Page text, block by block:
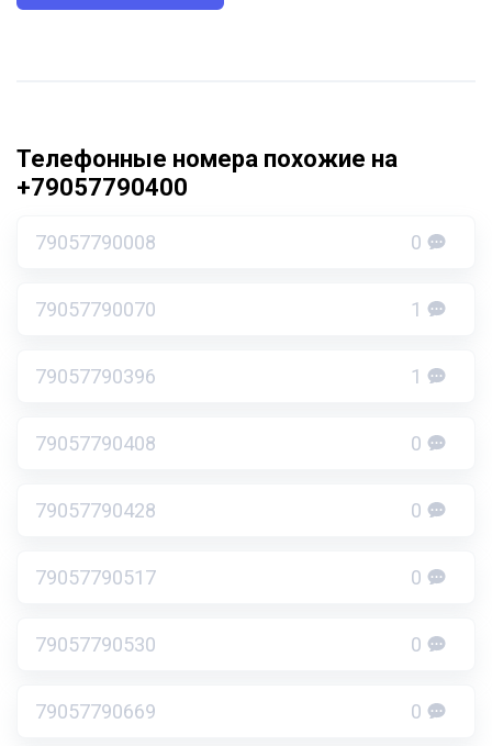
Телефонные номера похожие на
+79057790400
79057790008 0
79057790070 1
79057790396 1
79057790408 0
79057790428 0
79057790517 0
79057790530 0
79057790669 0